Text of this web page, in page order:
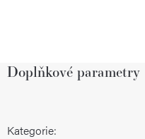
Doplňkové parametry
Kategorie: